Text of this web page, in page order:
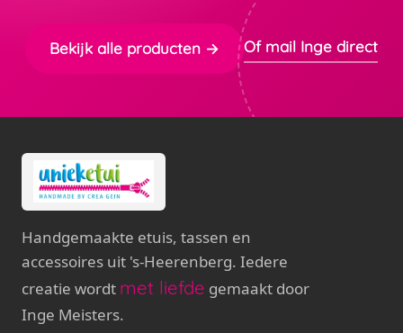
Bekijk alle producten → Of mail Inge direct
Handgemaakte etuis, tassen en
accessoires uit 's-Heerenberg. Iedere
creatie wordt met liefde gemaakt door
Inge Meisters.